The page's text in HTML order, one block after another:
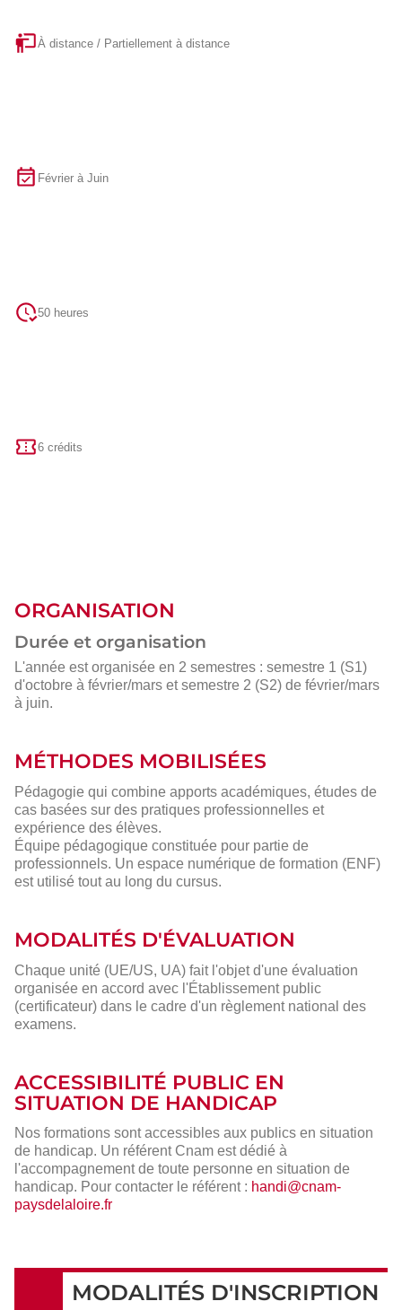
À distance / Partiellement à distance
Février à Juin
50 heures
6 crédits
ORGANISATION
Durée et organisation
L'année est organisée en 2 semestres : semestre 1 (S1)
d'octobre à février/mars et semestre 2 (S2) de février/mars
à juin.
MÉTHODES MOBILISÉES
Pédagogie qui combine apports académiques, études de
cas basées sur des pratiques professionnelles et
expérience des élèves.
Équipe pédagogique constituée pour partie de
professionnels. Un espace numérique de formation (ENF)
est utilisé tout au long du cursus.
MODALITÉS D'ÉVALUATION
Chaque unité (UE/US, UA) fait l'objet d'une évaluation
organisée en accord avec l'Établissement public
(certificateur) dans le cadre d'un règlement national des
examens.
ACCESSIBILITÉ PUBLIC EN
SITUATION DE HANDICAP
Nos formations sont accessibles aux publics en situation
de handicap. Un référent Cnam est dédié à
l'accompagnement de toute personne en situation de
handicap. Pour contacter le référent : handi@cnam-
paysdelaloire.fr
MODALITÉS D'INSCRIPTION